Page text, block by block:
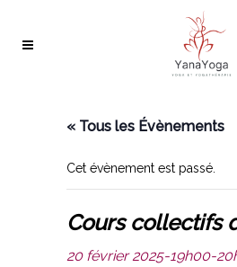
« Tous les Évènements
Cet évènement est passé.
Cours collectifs
20 février 2025-19h00-